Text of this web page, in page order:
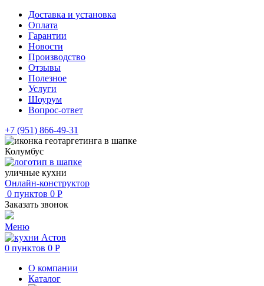
Доставка и установка
Оплата
Гарантии
Новости
Производство
Отзывы
Полезное
Услуги
Шоурум
Вопрос-ответ
+7 (951) 866-49-31
Колумбус
уличные кухни
Онлайн-конструктор
0 пунктов 0 Р
Заказать звонок
Меню
0 пунктов 0 Р
О компании
Каталог